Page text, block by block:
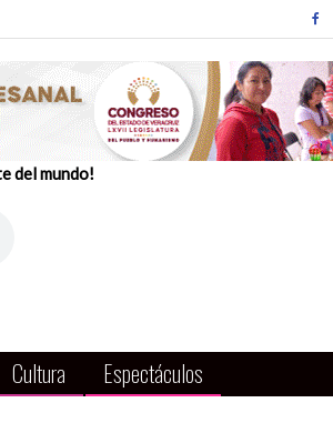
del mundo!
Cultura Espectáculos